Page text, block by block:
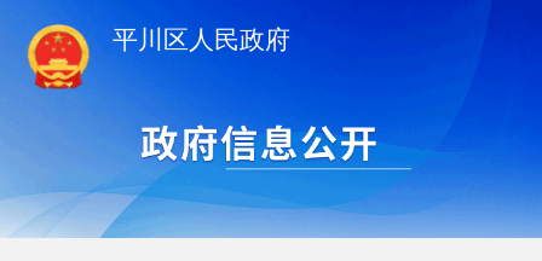
平川区人民政府